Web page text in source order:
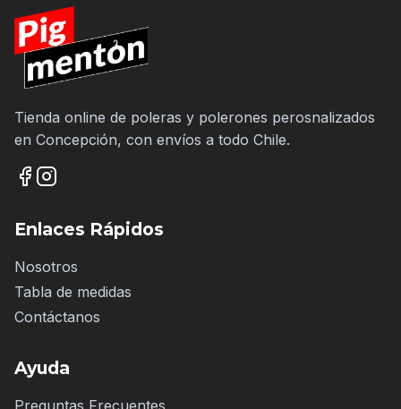
Tienda online de poleras y polerones perosnalizados
en Concepción, con envíos a todo Chile.
Enlaces Rápidos
Nosotros
Tabla de medidas
Contáctanos
Ayuda